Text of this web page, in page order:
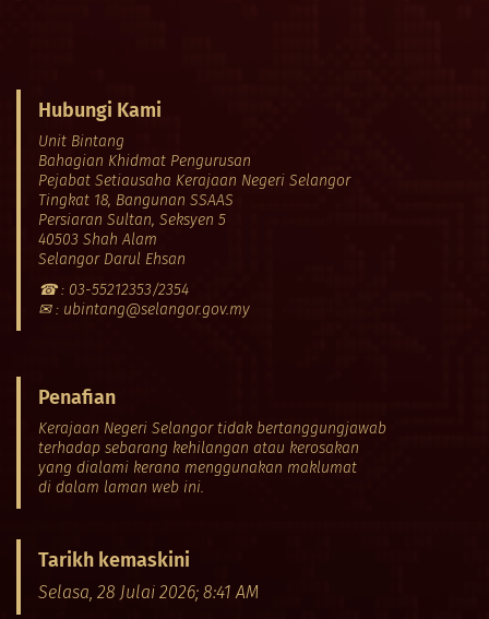
Hubungi Kami
Unit Bintang
Bahagian Khidmat Pengurusan
Pejabat Setiausaha Kerajaan Negeri Selangor
Tingkat 18, Bangunan SSAAS
Persiaran Sultan, Seksyen 5
40503 Shah Alam
Selangor Darul Ehsan
☎ : 03-55212353/2354
✉ : ubintang@selangor.gov.my
Penafian
Kerajaan Negeri Selangor tidak bertanggungjawab
terhadap sebarang kehilangan atau kerosakan
yang dialami kerana menggunakan maklumat
di dalam laman web ini.
Tarikh kemaskini
Selasa, 28 Julai 2026; 8:41 AM